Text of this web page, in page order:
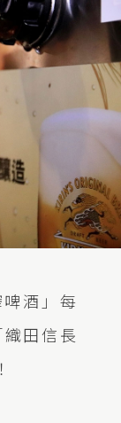
酒」每
田信長